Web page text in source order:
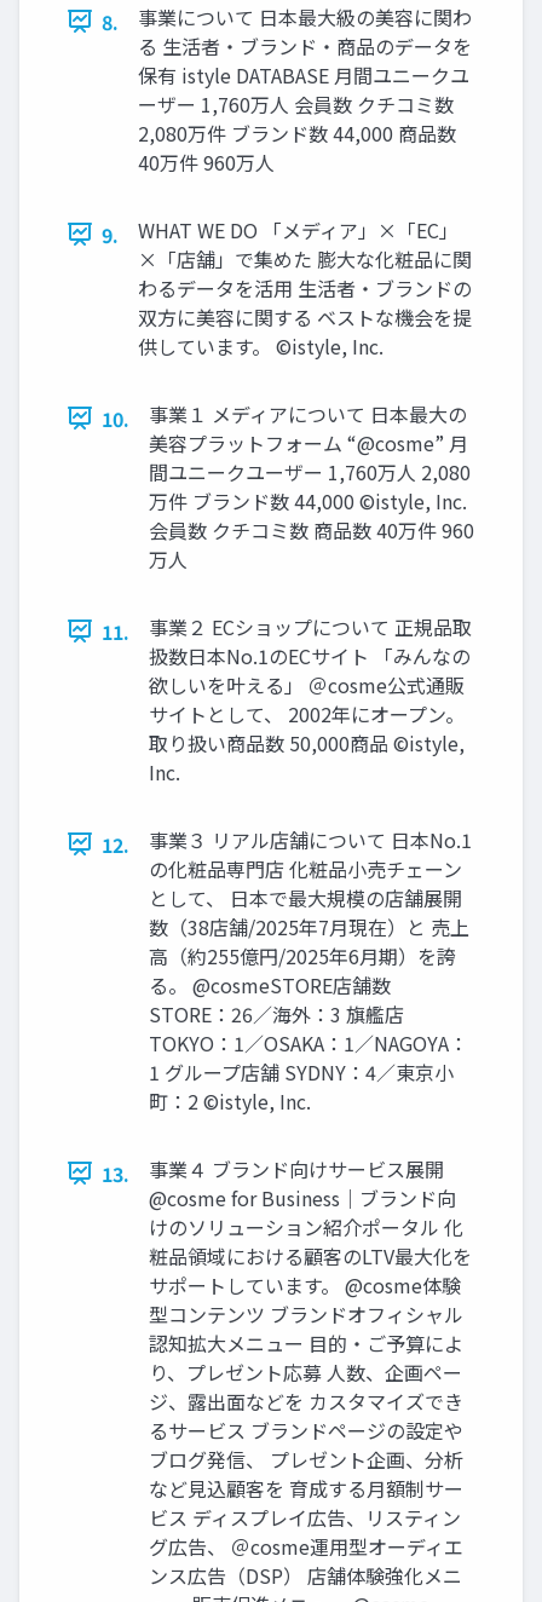
8.
事業について 日本最大級の美容に関わ
る 生活者・ブランド・商品のデータを
保有 istyle DATABASE 月間ユニークユ
ーザー 1,760万人 会員数 クチコミ数
2,080万件 ブランド数 44,000 商品数
40万件 960万人
9.
WHAT WE DO 「メディア」×「EC」
×「店舗」で集めた 膨大な化粧品に関
わるデータを活用 生活者・ブランドの
双方に美容に関する ベストな機会を提
供しています。 ©istyle, Inc.
10.
事業１ メディアについて 日本最大の
美容プラットフォーム “@cosme” 月
間ユニークユーザー 1,760万人 2,080
万件 ブランド数 44,000 ©istyle, Inc.
会員数 クチコミ数 商品数 40万件 960
万人
11.
事業２ ECショップについて 正規品取
扱数日本No.1のECサイト 「みんなの
欲しいを叶える」 ＠cosme公式通販
サイトとして、 2002年にオープン。
取り扱い商品数 50,000商品 ©istyle,
Inc.
12.
事業３ リアル店舗について 日本No.1
の化粧品専門店 化粧品小売チェーン
として、 日本で最大規模の店舗展開
数（38店舗/2025年7月現在）と 売上
高（約255億円/2025年6月期）を誇
る。 @cosmeSTORE店舗数
STORE：26／海外：3 旗艦店
TOKYO：1／OSAKA：1／NAGOYA：
1 グループ店舗 SYDNY：4／東京小
町：2 ©istyle, Inc.
13.
事業４ ブランド向けサービス展開
@cosme for Business｜ブランド向
けのソリューション紹介ポータル 化
粧品領域における顧客のLTV最大化を
サポートしています。 @cosme体験
型コンテンツ ブランドオフィシャル
認知拡大メニュー 目的・ご予算によ
り、プレゼント応募 人数、企画ペー
ジ、露出面などを カスタマイズでき
るサービス ブランドページの設定や
ブログ発信、 プレゼント企画、分析
など見込顧客を 育成する月額制サー
ビス ディスプレイ広告、リスティン
グ広告、 ＠cosme運用型オーディエ
ンス広告（DSP） 店舗体験強化メニ